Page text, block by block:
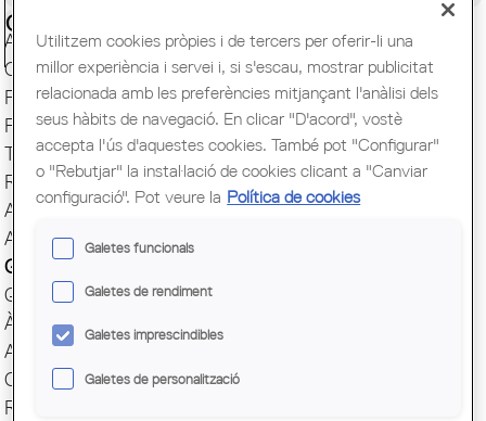
Ciutadania
Actualitat
Capital Mundial BCN 2026
Presentació
Finestreta única
Transparència
Responsabilitat Social
ArquiEscola
Agrupacions
Grups
Quotes i serveis
Àgora
Avantatges COAC
Comunicació
Reserva espai Sala
Utilitzem cookies pròpies i de tercers per oferir-li una
millor experiència i servei i, si s'escau, mostrar publicitat
relacionada amb les preferències mitjançant l'anàlisi dels
seus hàbits de navegació. En clicar "D'acord", vostè
accepta l'ús d'aquestes cookies. També pot "Configurar"
o "Rebutjar" la instal·lació de cookies clicant a "Canviar
configuració". Pot veure la Política de cookies
Galetes funcionals
Galetes de rendiment
Galetes imprescindibles
Galetes de personalització